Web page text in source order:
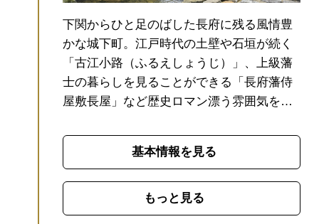
下関からひと足のばした長府に残る風情豊
かな城下町。 江戸時代の土壁や石垣が続く
「古江小路（ふるえしょうじ）」、上級藩
士の暮らしを見ることができる「長府藩侍
屋敷長屋」など歴史ロマン漂う雰囲気を味
れている仏殿や美しい山門が見どころの
「功山寺」や「長府毛利邸」は、紅葉の名
所としても知られています。周辺にはおし
ゃれなカフェも点在し女子旅などで注目の
エリアです。
基本情報を見る
もっと見る